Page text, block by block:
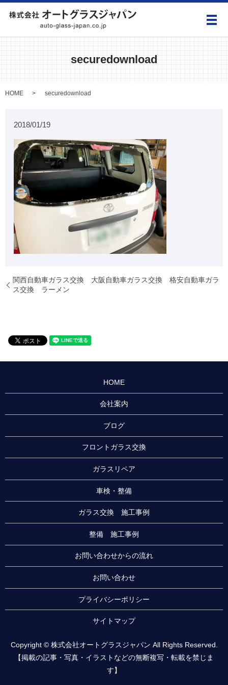
メ
securedownload
HOME securedownload
2018/01/19
関西自動車ガラス交換 大阪自動車ガラス交換 格安自動車ガラ
ス交換 ラーメン
HOME
会社案内
ブログ
フロントガラス交換
ガラスリペア
車検・整備
ガラス交換 施工事例
整備 施工事例
お問い合わせからの流れ
お問い合わせ
プライバシーポリシー
サイトマップ
Copyright © 株式会社オートグラスジャパン All Rights Reserved.
【掲載の記事・写真・イラストなどの無断複写・転載を禁じま
す】